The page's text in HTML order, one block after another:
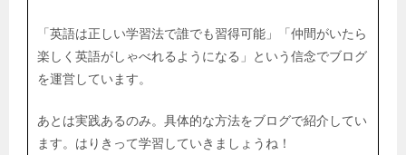
「英語は正しい学習法で誰でも習得可能」「仲間がいたら
楽しく英語がしゃべれるようになる」という信念でブログ
を運営しています。
あとは実践あるのみ。具体的な方法をブログで紹介してい
ます。はりきって学習していきましょうね！